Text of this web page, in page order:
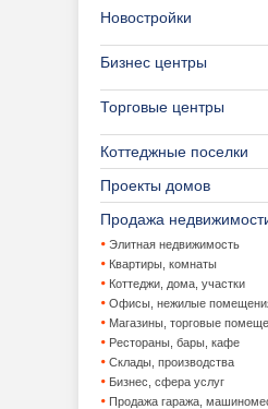
Новостройки
Бизнес центры
Торговые центры
Коттеджные поселки
Проекты домов
Продажа
Элитная недвижимость
Квартиры, комнаты
Коттеджи, дома, участки
Офисы, нежилые
Магазины, торговые
Рестораны, бары, кафе
Склады, производства
Бизнес, сфера услуг
Продажа гаража,